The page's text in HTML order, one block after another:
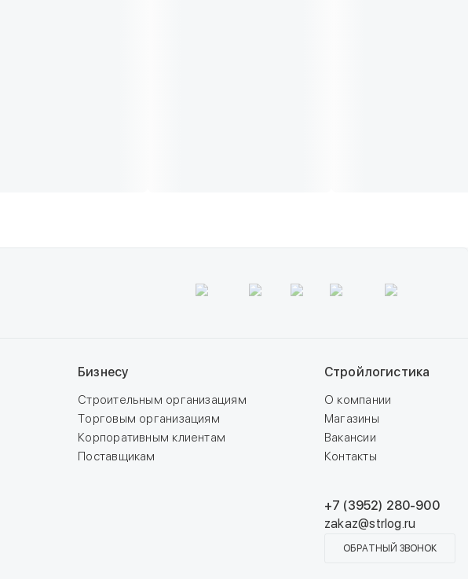
Бизнесу
Строительным организациям
Торговым организациям
Корпоративным клиентам
Поставщикам
Стройлогистика
О компании
Магазины
Вакансии
Контакты
+7 (3952) 280-900
zakaz@strlog.ru
ОБРАТНЫЙ ЗВОНОК